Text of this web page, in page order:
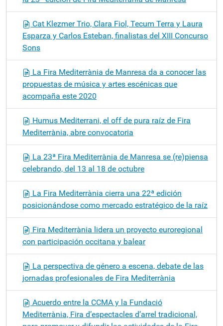
Cat Klezmer Trio, Clara Fiol, Tecum Terra y Laura
Esparza y Carlos Esteban, finalistas del XIII Concurso
Sons
La Fira Mediterrània de Manresa da a conocer las
propuestas de música y artes escénicas que
acompaña este 2020
Humus Mediterrani, el off de pura raíz de Fira
Mediterrània, abre convocatoria
La 23ª Fira Mediterrània de Manresa se (re)piensa
celebrando, del 13 al 18 de octubre
La Fira Mediterrània cierra una 22ª edición
posicionándose como mercado estratégico de la raíz
Fira Mediterrània lidera un proyecto euroregional
con participación occitana y balear
La perspectiva de género a escena, debate de las
jornadas profesionales de Fira Mediterrània
Acuerdo entre la CCMA y la Fundació
Mediterrània, Fira d’espectacles d’arrel tradicional,